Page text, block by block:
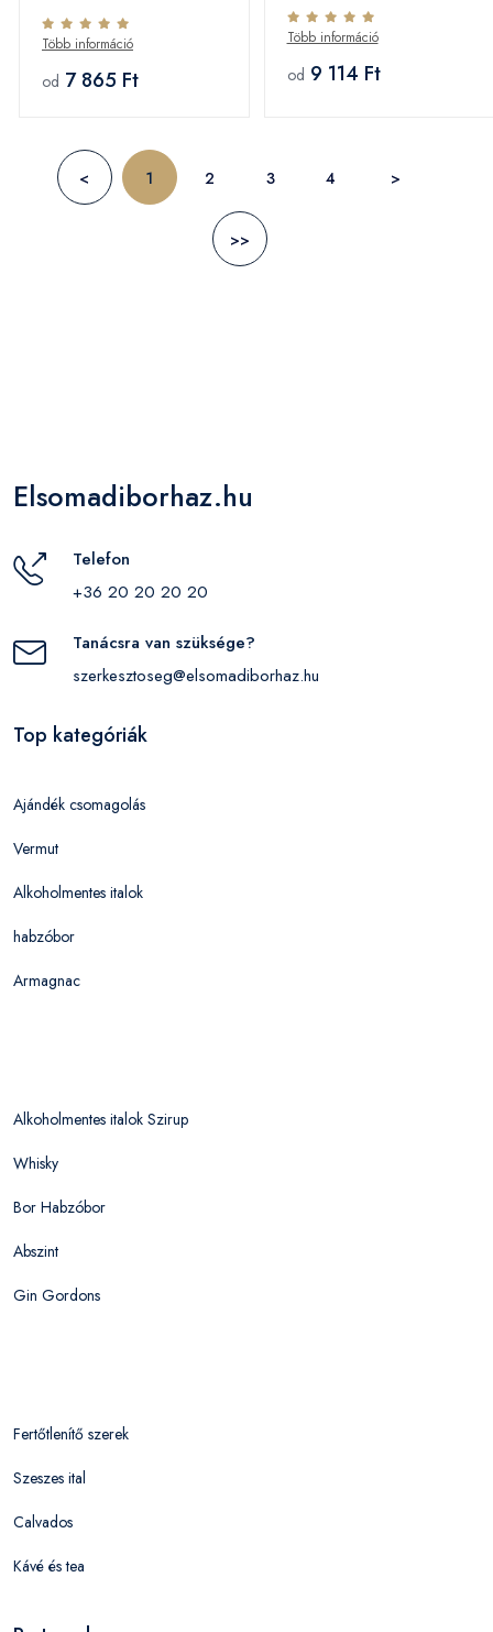
Több információ
od 7 865 Ft
Több információ
od 9 114 Ft
< 1 2 3 4 >
>>
Elsomadiborhaz.hu
Telefon
+36 20 20 20 20
Tanácsra van szüksége?
szerkesztoseg@elsomadiborhaz.hu
Top kategóriák
Ajándék csomagolás
Vermut
Alkoholmentes italok
habzóbor
Armagnac
Alkoholmentes italok Szirup
Whisky
Bor Habzóbor
Abszint
Gin Gordons
Fertőtlenítő szerek
Szeszes ital
Calvados
Kávé és tea